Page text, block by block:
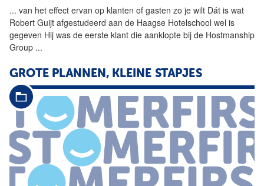
... van het effect ervan op klanten of gasten zo je wilt Dát is wat
Robert Guijt afgestudeerd aan de Haagse Hotelschool wel is
gegeven Hij was de eerste klant die aanklopte bij de Hostmanship
Group ...
GROTE PLANNEN, KLEINE STAPJES